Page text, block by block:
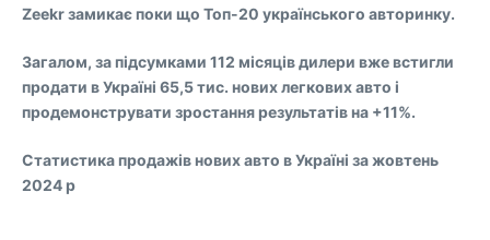
Zeekr замикає поки що Топ-20 українського авторинку.
Загалом, за підсумками 112 місяців дилери вже встигли
продати в Україні 65,5 тис. нових легкових авто і
продемонструвати зростання результатів на +11%.
Статистика продажів нових авто в Україні за жовтень
2024 р